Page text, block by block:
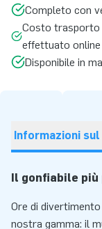
Completo con
Costo trasporto
effettuato online
Disponibile in
Informazioni
Il gonfiabile
Ore di
nostra gamma: il